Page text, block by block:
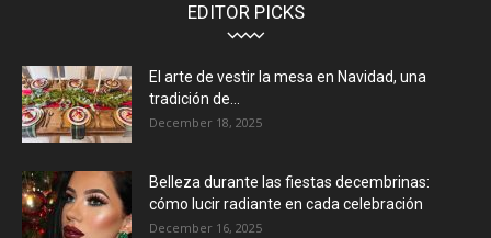
EDITOR PICKS
El arte de vestir la mesa en Navidad, una
tradición de...
December 18, 2025
Belleza durante las fiestas decembrinas:
cómo lucir radiante en cada celebración
December 16, 2025